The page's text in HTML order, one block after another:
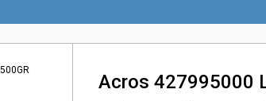
Acros 427995000